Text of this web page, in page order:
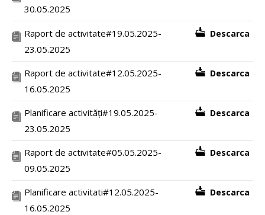
30.05.2025
Raport de activitate#19.05.2025-
23.05.2025
Descarca
Raport de activitate#12.05.2025-
16.05.2025
Descarca
Planificare activități#19.05.2025-
23.05.2025
Descarca
Raport de activitate#05.05.2025-
09.05.2025
Descarca
Planificare activitati#12.05.2025-
16.05.2025
Descarca